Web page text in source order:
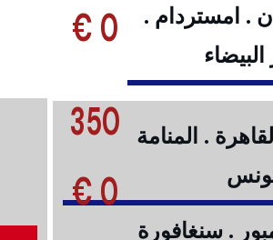
0 €
. امستردام .
البيضاء
. المنامة
350
0 €
. سنغافورة